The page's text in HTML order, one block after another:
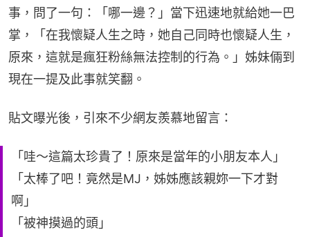
事，問了一句：「哪一邊？」當下迅速地就給她一巴
掌，「在我懷疑人生之時，她自己同時也懷疑人生，
原來，這就是瘋狂粉絲無法控制的行為。」姊妹倆到
現在一提及此事就笑翻。
貼文曝光後，引來不少網友羨慕地留言：
「哇～這篇太珍貴了！原來是當年的小朋友本人」
「太棒了吧！竟然是MJ，姊姊應該親妳一下才對
啊」
「被神摸過的頭」